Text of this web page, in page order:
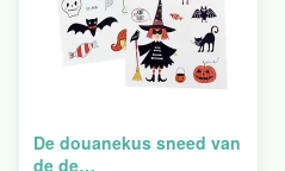
De douanekus sneed van
de de